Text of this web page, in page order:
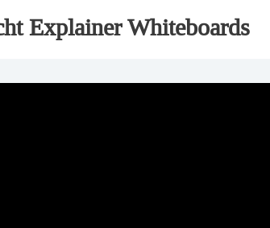
Explainer Whiteboards